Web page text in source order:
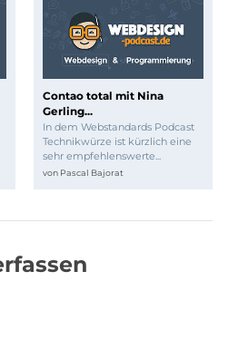
Contao total mit Nina
Gerling...
In dem Webstandards Podcast
Technikwürze ist kürzlich eine
sehr empfehlenswerte...
von Pascal Bajorat